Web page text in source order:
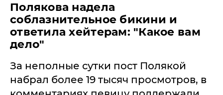
Полякова надела
соблазнительное бикини и
ответила хейтерам: "Какое вам
дело"
За неполные сутки пост Полякой
набрал более 19 тысяч просмотров, в